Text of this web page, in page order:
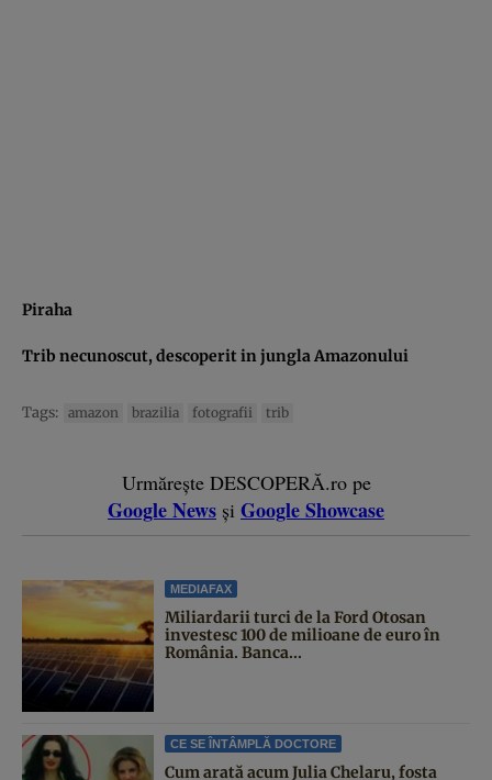
Piraha
Trib necunoscut, descoperit in jungla Amazonului
Tags: amazon brazilia fotografii trib
Urmărește DESCOPERĂ.ro pe
Google News și Google Showcase
MEDIAFAX
Miliardarii turci de la Ford Otosan
investesc 100 de milioane de euro în
România. Banca...
CE SE ÎNTÂMPLĂ DOCTORE
Cum arată acum Julia Chelaru, fosta